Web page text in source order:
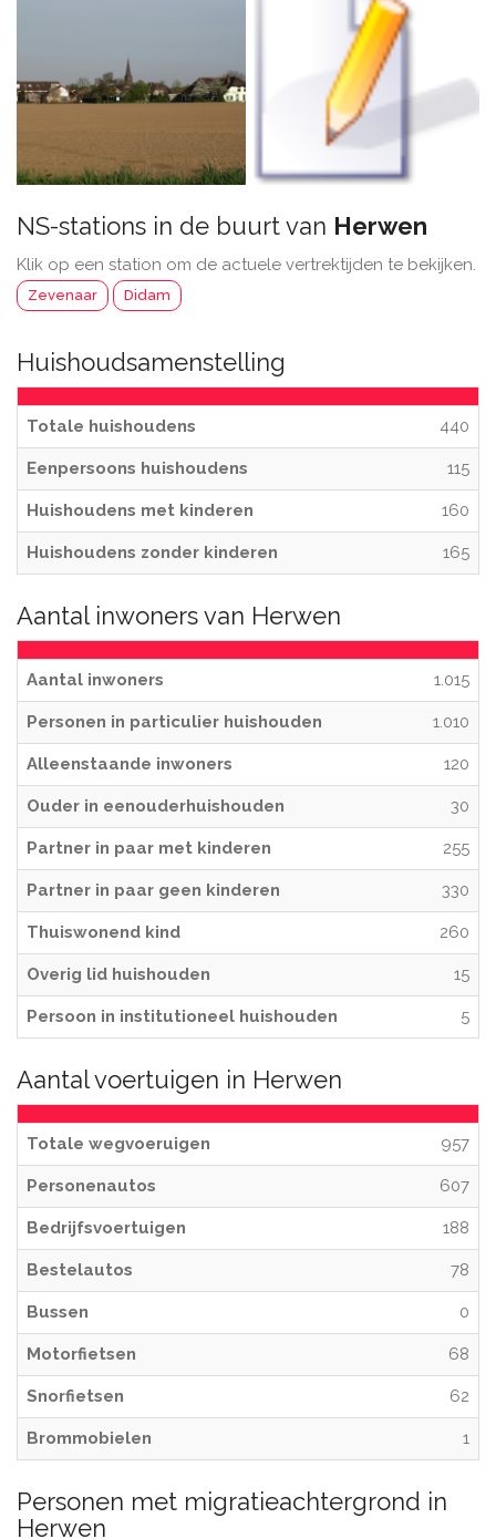
NS-stations in de buurt van Herwen
Klik op een station om de actuele vertrektijden te bekijken.
Zevenaar Didam
Huishoudsamenstelling
Totale huishoudens 440
Eenpersoons huishoudens 115
Huishoudens met kinderen 160
Huishoudens zonder kinderen 165
Aantal inwoners van Herwen
Aantal inwoners 1.015
Personen in particulier huishouden 1.010
Alleenstaande inwoners 120
Ouder in eenouderhuishouden 30
Partner in paar met kinderen 255
Partner in paar geen kinderen 330
Thuiswonend kind 260
Overig lid huishouden 15
Persoon in institutioneel huishouden 5
Aantal voertuigen in Herwen
Totale wegvoeruigen 957
Personenautos 607
Bedrijfsvoertuigen 188
Bestelautos 78
Bussen 0
Motorfietsen 68
Snorfietsen 62
Brommobielen 1
Personen met migratieachtergrond in
Herwen